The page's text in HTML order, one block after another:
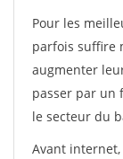
Pour les
parfois suffire
augmenter
passer par un
le secteur du
Avant